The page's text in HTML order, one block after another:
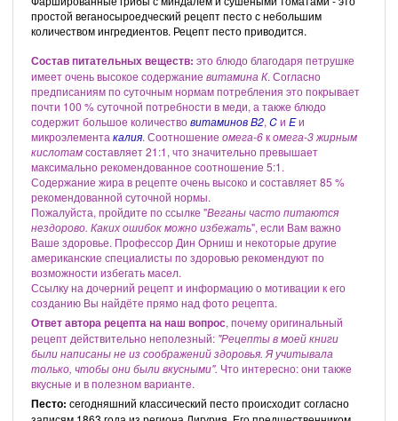
простой веганосыроедческий рецепт песто с небольшим
количеством ингредиентов. Рецепт песто приводится.
Состав питательных веществ: это блюдо благодаря петрушке
имеет очень высокое содержание витамина К. Согласно
предписаниям по суточным нормам потребления это покрывает
почти 100 % суточной потребности в меди, а также блюдо
содержит большое количествовитаминов B2, Cи Eи
микроэлемента калия. Соотношение омега-6комега-3 жирным
кислотамсоставляет 21:1, что значительно превышает
максимально рекомендованное соотношение 5:1.
Содержание жира в рецепте очень высоко и составляет 85 %
рекомендованной суточной нормы.
Пожалуйста, пройдите по ссылке "Веганы часто питаются
нездорово. Каких ошибок можно избежать", если Вам важно
Ваше здоровье. Профессор Дин Орниш и некоторые другие
американские специалисты по здоровью рекомендуют по
возможности избегать масел.
Ссылку на дочерний рецепт и информацию о мотивации к его
созданию Вы найдёте прямо над фото рецепта.
Ответ автора рецепта на наш вопрос, почему оригинальный
рецепт действительно неполезный: "Рецепты в моей книги
были написаны не из соображений здоровья. Я учитывала
только, чтобы они были вкусными". Что интересно: они также
вкусные и в полезном варианте.
Песто: сегодняшний классический песто происходит согласно